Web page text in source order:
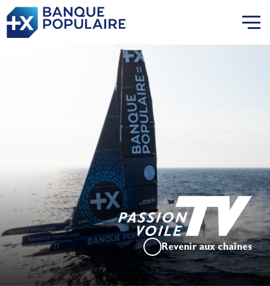
Revenir aux chaînes